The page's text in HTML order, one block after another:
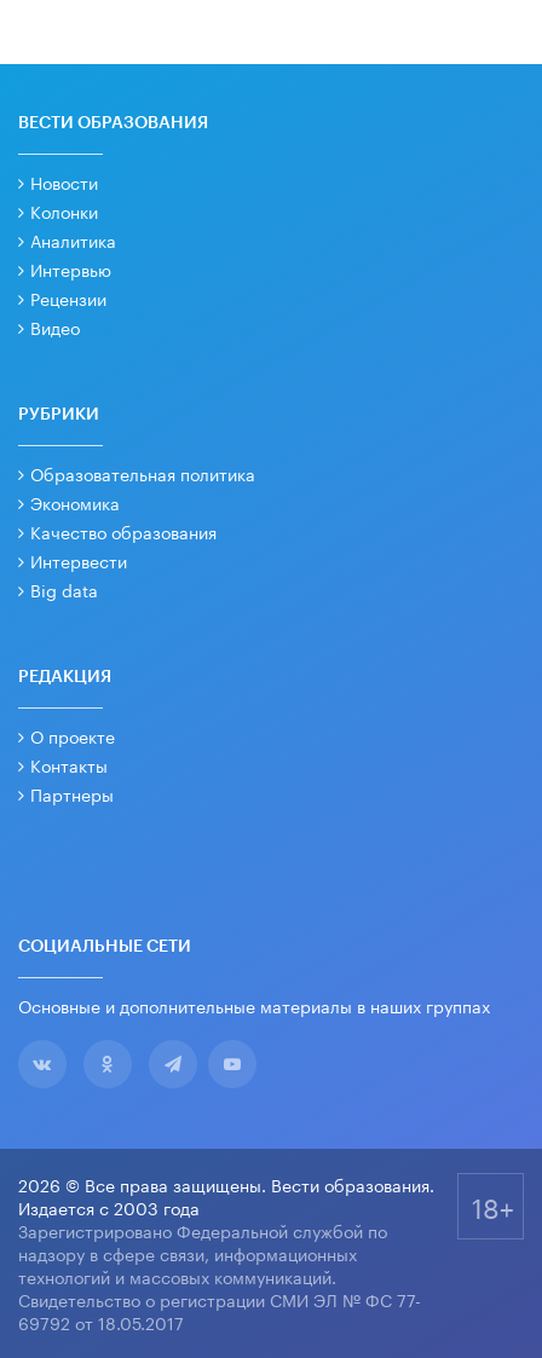
ВЕСТИ ОБРАЗОВАНИЯ
Новости
Колонки
Аналитика
Интервью
Рецензии
Видео
РУБРИКИ
Образовательная политика
Экономика
Качество образования
Интервести
Big data
РЕДАКЦИЯ
О проекте
Контакты
Партнеры
СОЦИАЛЬНЫЕ СЕТИ
Основные и дополнительные материалы в наших группах
2026 © Все права защищены. Вести образования.
Издается с 2003 года
Зарегистрировано Федеральной службой по
надзору в сфере связи, информационных
технологий и массовых коммуникаций.
Свидетельство о регистрации СМИ ЭЛ № ФС 77-
69792 от 18.05.2017
18+